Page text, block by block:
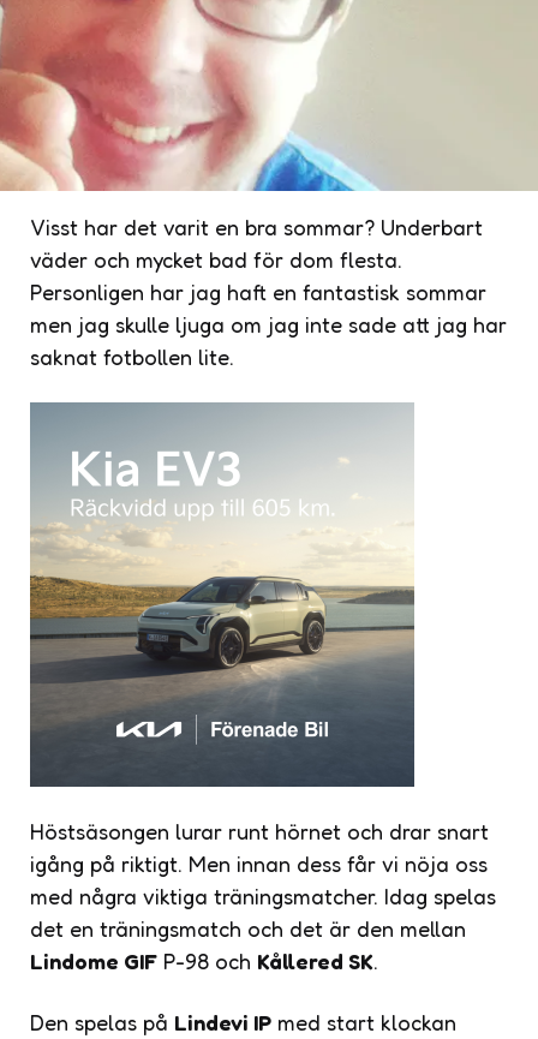
Visst har det varit en bra sommar? Underbart
väder och mycket bad för dom flesta.
Personligen har jag haft en fantastisk sommar
men jag skulle ljuga om jag inte sade att jag har
saknat fotbollen lite.
Höstsäsongen lurar runt hörnet och drar snart
igång på riktigt. Men innan dess får vi nöja oss
med några viktiga träningsmatcher. Idag spelas
det en träningsmatch och det är den mellan
Lindome GIF P-98 och Kållered SK.
Den spelas på Lindevi IP med start klockan